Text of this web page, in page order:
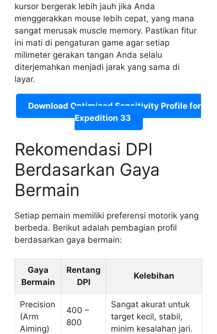
kursor bergerak lebih jauh jika Anda
menggerakkan mouse lebih cepat, yang mana
sangat merusak muscle memory. Pastikan fitur
ini mati di pengaturan game agar setiap
milimeter gerakan tangan Anda selalu
diterjemahkan menjadi jarak yang sama di
layar.
Download Optimized Sensitivity Profile for
Expedition 33
Rekomendasi DPI
Berdasarkan Gaya
Bermain
Setiap pemain memiliki preferensi motorik yang
berbeda. Berikut adalah pembagian profil
berdasarkan gaya bermain:
Gaya
Bermain
Rentang
DPI
Kelebihan
Precision
(Arm
Aiming)
400 –
800
Sangat akurat untuk
target kecil, stabil,
minim kesalahan jari.